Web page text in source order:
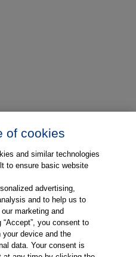
of cookies
and similar technologies
to ensure basic website
advertising,
and to help us to
marketing and
you consent to
device and the
data. Your consent is